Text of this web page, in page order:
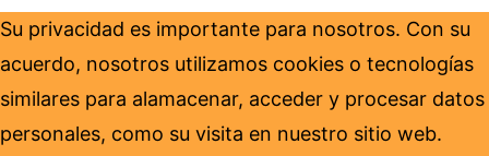
Su privacidad es importante para nosotros. Con su
acuerdo, nosotros utilizamos cookies o tecnologías
similares para alamacenar, acceder y procesar datos
personales, como su visita en nuestro sitio web.